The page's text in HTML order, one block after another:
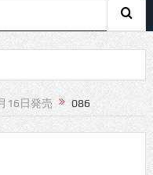
16日発売 086